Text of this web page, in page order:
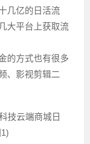
几亿的日活流
大平台上获取流
的方式也有很多
、影视剪辑二